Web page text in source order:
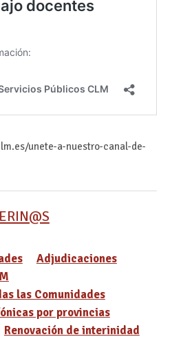
unete-a-nuestro-canal-de-
Adjudicaciones
las Comunidades
por provincias
Renovación de interinidad